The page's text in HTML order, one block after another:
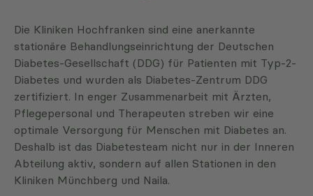
Die Kliniken Hochfranken sind eine anerkannte
stationäre Behandlungseinrichtung der Deutschen
Diabetes-Gesellschaft (DDG) für Patienten mit Typ-2-
Diabetes und wurden als Diabetes-Zentrum DDG
zertifiziert. In enger Zusammenarbeit mit Ärzten,
Pflegepersonal und Therapeuten streben wir eine
optimale Versorgung für Menschen mit Diabetes an.
Deshalb ist das Diabetesteam nicht nur in der Inneren
Abteilung aktiv, sondern auf allen Stationen in den
Kliniken Münchberg und Naila.